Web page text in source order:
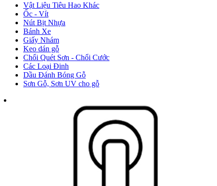
Vật Liệu Tiêu Hao Khác
Ốc - Vít
Nút Bịt Nhựa
Bánh Xe
Giấy Nhám
Keo dán gỗ
Chổi Quét Sơn - Chổi Cước
Các Loại Đinh
Dầu Đánh Bóng Gỗ
Sơn Gỗ, Sơn UV cho gỗ